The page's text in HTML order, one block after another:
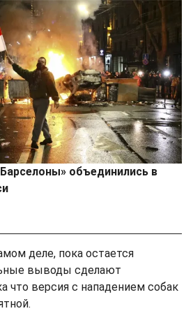
объединились в
деле, пока остается
выводы сделают
что версия с нападением собак